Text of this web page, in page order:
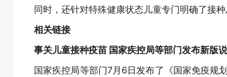
同时，还针对特殊健康状态儿童专门明确了接
相关链接
事关儿童接种疫苗 国家疾控局等部门发布新版
国家疾控局等部门7月6日发布了《国家免疫规